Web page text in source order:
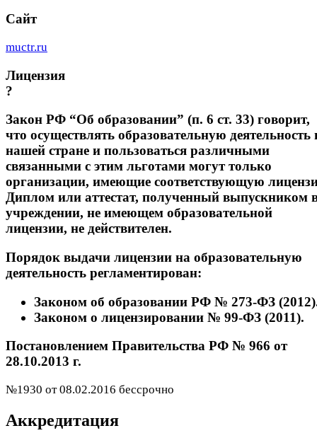
Сайт
muctr.ru
Лицензия
?
Закон РФ “Об образовании” (п. 6 ст. 33) говорит,
что осуществлять образовательную деятельность
нашей стране и пользоваться различными
связанными с этим льготами могут только
организации, имеющие соответствующую
Диплом или аттестат, полученный выпускником
учреждении, не имеющем образовательной
лицензии, не действителен.
Порядок выдачи лицензии на образовательную
деятельность регламентирован:
Законом об образовании РФ № 273-ФЗ
Законом о лицензировании № 99-ФЗ (2011).
Постановлением Правительства РФ № 966 от
28.10.2013 г.
№1930 от 08.02.2016 бессрочно
Аккредитация